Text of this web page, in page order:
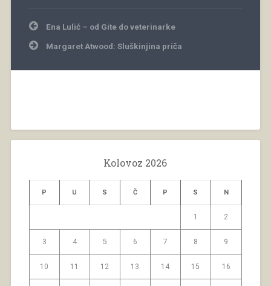
Navigacija
objava
Ena Lulić – od Gite do veterinarke
Margaret Atwood: Sluškinjina priča
Kolovoz 2026
P U S Č P S N
1 2
3 4 5 6 7 8 9
10 11 12 13 14 15 16